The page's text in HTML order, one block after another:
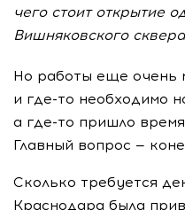
чего стоит открытие
Вишняковского
Но работы еще очень
и где-то необходимо
а где-то пришло
Главный вопрос —
Сколько требуется
Краснодара была